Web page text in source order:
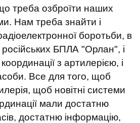
треба озброїти наших
Нам треба знайти і
боротьби, в
російських БПЛА "Орлан", і
з артилерією, і
Все для того, щоб
щоб новітні системи
мали достатню
достатню інформацію,